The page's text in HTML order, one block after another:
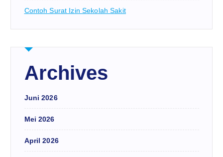
Contoh Surat Izin Sekolah Sakit
Archives
Juni 2026
Mei 2026
April 2026